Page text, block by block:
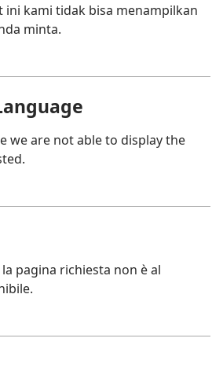
ini kami tidak bisa menampilkan
minta.
we are not able to display the
pagina richiesta non è al